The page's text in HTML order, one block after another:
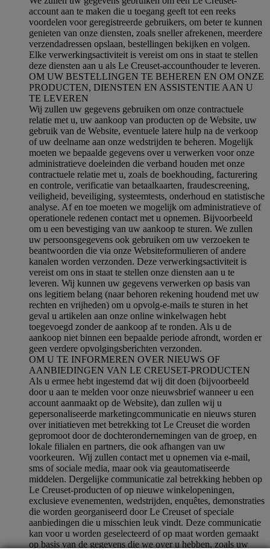
account aan te maken die u toegang geeft tot een reeks
voordelen voor geregistreerde gebruikers, om beter te kunnen
genieten van onze diensten, zoals sneller afrekenen, meerdere
verzendadressen opslaan, bestellingen bekijken en volgen.
Elke verwerkingsactiviteit is vereist om ons in staat te stellen
deze diensten aan u als Le Creuset-accounthouder te leveren.
OM UW BESTELLINGEN TE BEHEREN EN OM ONZE
PRODUCTEN, DIENSTEN EN ASSISTENTIE AAN U
TE LEVEREN
Wij zullen uw gegevens gebruiken om onze contractuele
relatie met u, uw aankoop van producten op de Website, uw
gebruik van de Website, eventuele latere hulp na de verkoop
of uw deelname aan onze wedstrijden te beheren. Mogelijk
moeten we bepaalde gegevens over u verwerken voor onze
administratieve doeleinden die verband houden met onze
contractuele relatie met u, zoals de boekhouding, facturering
en controle, verificatie van betaalkaarten, fraudescreening,
veiligheid, beveiliging, systeemtests, onderhoud en statistische
analyse. Af en toe moeten we mogelijk om administratieve of
operationele redenen contact met u opnemen. Bijvoorbeeld
om u een bevestiging van uw aankoop te sturen. We zullen
uw persoonsgegevens ook gebruiken om uw verzoeken te
beantwoorden die via onze Websiteformulieren of andere
kanalen worden verzonden. Deze verwerkingsactiviteit is
vereist om ons in staat te stellen onze diensten aan u te
leveren. Wij kunnen uw gegevens verwerken op basis van
ons legitiem belang (naar behoren rekening houdend met uw
rechten en vrijheden) om u opvolg-e-mails te sturen in het
geval u artikelen aan onze online winkelwagen hebt
toegevoegd zonder de aankoop af te ronden. Als u de
aankoop niet binnen een bepaalde periode afrondt, worden er
geen verdere opvolgingsberichten verzonden.
OM U TE INFORMEREN OVER NIEUWS OF
AANBIEDINGEN VAN LE CREUSET-PRODUCTEN
Als u ermee hebt ingestemd dat wij dit doen (bijvoorbeeld
door u aan te melden voor onze nieuwsbrief wanneer u een
account aanmaakt op de Website), dan zullen wij u
gepersonaliseerde marketingcommunicatie en nieuws sturen
over initiatieven met betrekking tot Le Creuset die worden
gepromoot door de dochterondernemingen van de groep, en
lokale filialen en partners, die ook afhangen van uw
voorkeuren. Wij zullen contact met u opnemen via e-mail,
sms of sociale media, maar ook via geautomatiseerde
middelen. Dergelijke communicatie zal betrekking hebben op
Le Creuset-producten of op nieuwe winkelopeningen,
exclusieve evenementen, wedstrijden, enquêtes, demonstraties
die worden georganiseerd door Le Creuset of speciale
aanbiedingen die u misschien leuk vindt. Deze communicatie
kan voor u worden geselecteerd of op maat worden gemaakt
op basis van de gegevens die we over u hebben, zoals uw